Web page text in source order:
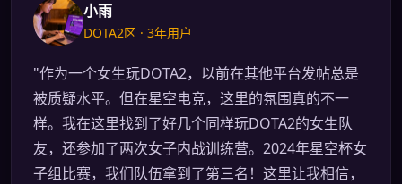
小雨
DOTA2区 · 3年用户
"作为一个女生玩DOTA2，以前在其他平台发帖总是
被质疑水平。但在星空电竞，这里的氛围真的不一
样。我在这里找到了好几个同样玩DOTA2的女生队
友，还参加了两次女子内战训练营。2024年星空杯女
子组比赛，我们队伍拿到了第三名！这里让我相信，